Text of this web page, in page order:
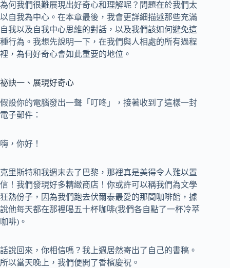
為何我們很難展現出好奇心和理解呢？問題在於我們太
以自我為中心。在本章最後，我會更詳細描述那些充滿
自我以及自我中心思維的對話，以及我們該如何避免這
種行為。我想先說明一下，在我們與人相處的所有過程
裡，為何好奇心會如此重要的地位。
祕訣一、展現好奇心
假設你的電腦發出一聲「叮咚」，接著收到了這樣一封
電子郵件：
嗨，你好！
克里斯特和我週末去了巴黎，那裡真是美得令人難以置
信！我們發現好多精緻商店！你或許可以稱我們為文學
狂熱份子，因為我們跑去伏爾泰最愛的那間咖啡館，據
說他每天都在那裡喝五十杯咖啡(我們各自點了一杯冷萃
咖啡)。
話說回來，你相信嗎？我上週居然寄出了自己的書稿。
所以當天晚上，我們便開了香檳慶祝。